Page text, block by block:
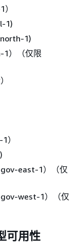
1)
1)
1）（仅限
）
gov-east-1）（仅
gov-west-1）（仅
可用性